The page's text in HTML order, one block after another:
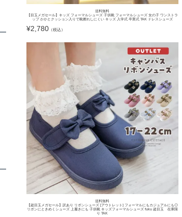
送料無料
【目玉メガセール】キッズ フォーマルシューズ 子供靴 フォーマルシューズ 女の子 ワンストラ
ップ かかとクッション入りで靴擦れしにくい キッズ 入学式 卒業式 TAK ドレスシューズ
¥2,780 （税込）
送料無料
【超目玉メガセール】訳あり リボンシューズ [アウトレット] フォーマルにもカジュアルにも◎
リボンにときめくシューズ 上履きにも 子供靴 キッズフォーマルシューズ fuku 超目玉 在庫限
り TAK